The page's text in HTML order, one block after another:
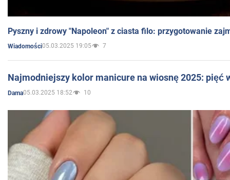
Pyszny i zdrowy "Napoleon" z ciasta filo: przygotowanie
Wiadomości05.03.2025 19:05 7
Najmodniejszy kolor manicure na wiosnę 2025: pięć
Dama05.03.2025 18:52 10